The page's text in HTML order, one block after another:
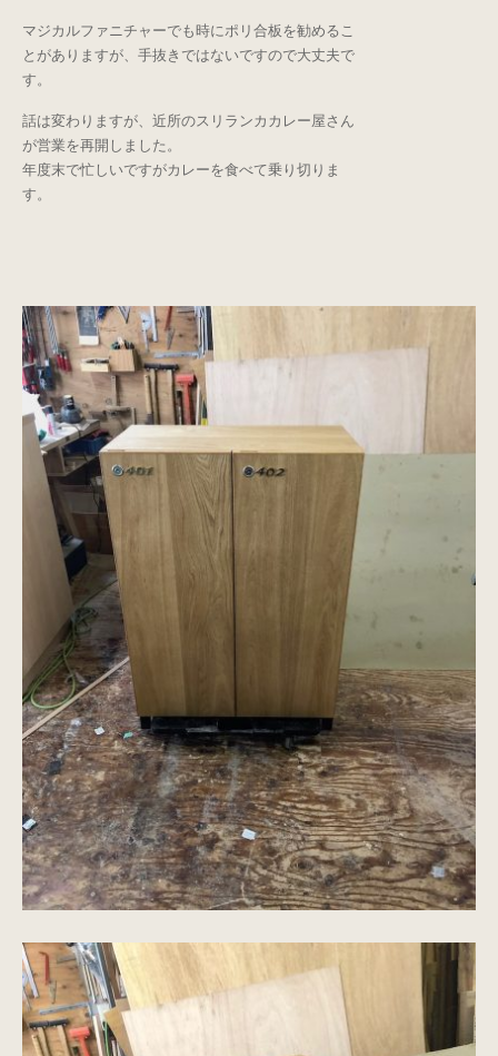
マジカルファニチャーでも時にポリ合板を勧めるこ
とがありますが、手抜きではないですので大丈夫で
す。
話は変わりますが、近所のスリランカカレー屋さん
が営業を再開しました。
年度末で忙しいですがカレーを食べて乗り切りま
す。